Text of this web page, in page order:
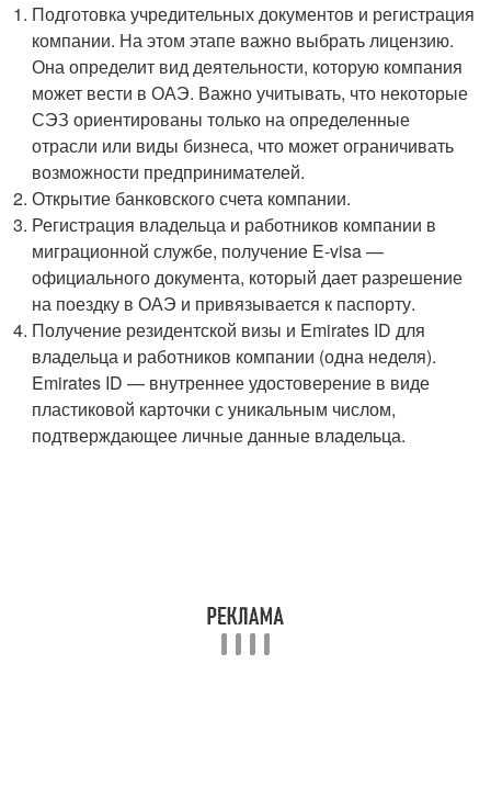
Подготовка учредительных документов и регистрация
компании. На этом этапе важно выбрать лицензию.
Она определит вид деятельности, которую компания
может вести в ОАЭ. Важно учитывать, что некоторые
СЭЗ ориентированы только на определенные
отрасли или виды бизнеса, что может ограничивать
возможности предпринимателей.
Открытие банковского счета компании.
Регистрация владельца и работников компании в
миграционной службе, получение E-visa —
официального документа, который дает разрешение
на поездку в ОАЭ и привязывается к паспорту.
Получение резидентской визы и Emirates ID для
владельца и работников компании (одна неделя).
Emirates ID — внутреннее удостоверение в виде
пластиковой карточки с уникальным числом,
подтверждающее личные данные владельца.